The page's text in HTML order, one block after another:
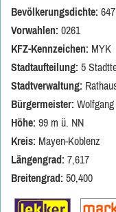
Bevölkerungsdichte:
Vorwahlen: 0261
KFZ-Kennzeichen: MYK
Stadtaufteilung: 5
Stadtverwaltung:
Bürgermeister:
Höhe: 99 m ü. NN
Kreis: Mayen-Koblenz
Längengrad: 7,617
Breitengrad: 50,400